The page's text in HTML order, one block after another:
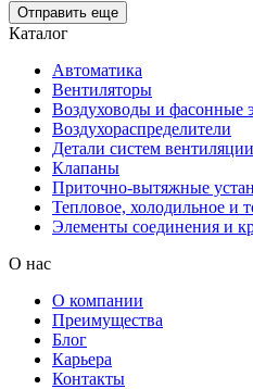
Отправить еще
Каталог
Автоматика
Вентиляторы
Воздуховоды и фасонные
Воздухораспределители
Детали систем вентиляции
Клапаны
Приточно-вытяжные
Тепловое, холодильное и
Элементы соединения и
О нас
О компании
Преимущества
Блог
Карьера
Контакты